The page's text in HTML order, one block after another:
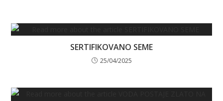
SERTIFIKOVANO SEME
25/04/2025